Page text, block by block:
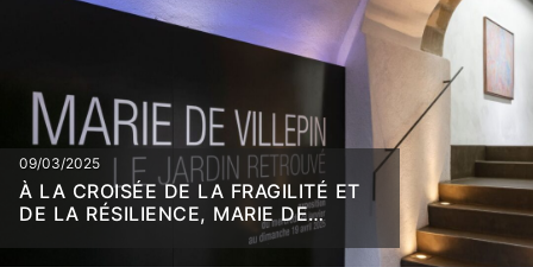
09/03/2025
À LA CROISÉE DE LA FRAGILITÉ ET
DE LA RÉSILIENCE, MARIE DE